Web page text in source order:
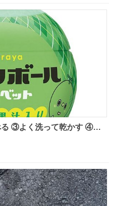
③よく洗って乾かす ④か